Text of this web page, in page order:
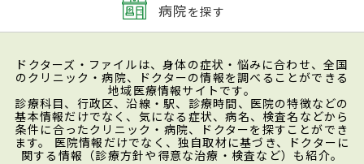
病院を探す
ドクターズ・ファイルは、身体の症状・悩みに合わせ、全国
のクリニック・病院、ドクターの情報を調べることができる
地域医療情報サイトです。
診療科目、行政区、沿線・駅、診療時間、医院の特徴などの
基本情報だけでなく、気になる症状、病名、検査名などから
条件に合ったクリニック・病院、ドクターを探すことができ
ます。 医院情報だけでなく、独自取材に基づき、ドクターに
関する情報（診療方針や得意な治療・検査など）も紹介。